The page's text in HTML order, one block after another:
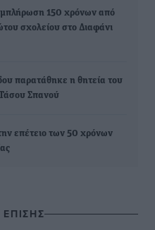
150 χρόνων από
σχολείου στο Διαφάνι
παρατάθηκε η θητεία του
Σπανού
επέτειο των 50 χρόνων